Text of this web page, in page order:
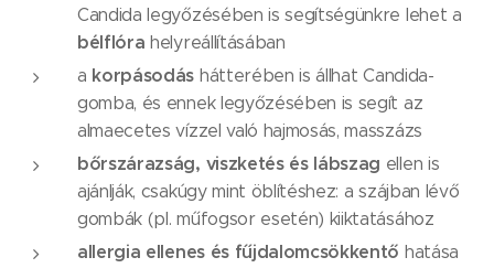
Candida legyőzésében is segítségünkre lehet a
bélflóra helyreállításában
a korpásodás hátterében is állhat Candida-
gomba, és ennek legyőzésében is segít az
almaecetes vízzel való hajmosás, masszázs
bőrszárazság, viszketés és lábszag ellen is
ajánlják, csakúgy mint öblítéshez: a szájban lévő
gombák (pl. műfogsor esetén) kiiktatásához
allergia ellenes és fűjdalomcsökkentő hatása